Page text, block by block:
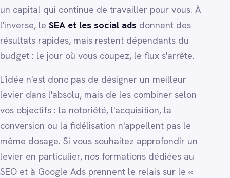
un capital qui continue de travailler pour vous. À
l'inverse, le SEA et les social ads donnent des
résultats rapides, mais restent dépendants du
budget : le jour où vous coupez, le flux s'arrête.
L'idée n'est donc pas de désigner un meilleur
levier dans l'absolu, mais de les combiner selon
vos objectifs : la notoriété, l'acquisition, la
conversion ou la fidélisation n'appellent pas le
même dosage. Si vous souhaitez approfondir un
levier en particulier, nos formations dédiées au
SEO et à Google Ads prennent le relais sur le «